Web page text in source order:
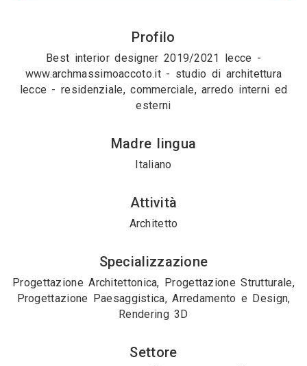
Profilo
Best interior designer 2019/2021 lecce -
www.archmassimoaccoto.it - studio di architettura
lecce - residenziale, commerciale, arredo interni ed
esterni
Madre lingua
Italiano
Attività
Architetto
Specializzazione
Progettazione Architettonica, Progettazione Strutturale,
Progettazione Paesaggistica, Arredamento e Design,
Rendering 3D
Settore